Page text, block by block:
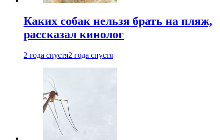
Каких собак нельзя брать на пляж,
рассказал кинолог
2 года спустя2 года спустя